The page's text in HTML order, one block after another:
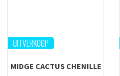
UITVERKOOP
MIDGE CACTUS CHENILLE